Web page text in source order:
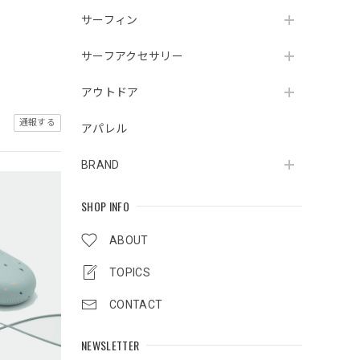
サーフィン
サーフアクセサリー
アウトドア
アパレル
BRAND
SHOP INFO
ABOUT
TOPICS
CONTACT
NEWSLETTER
通報する